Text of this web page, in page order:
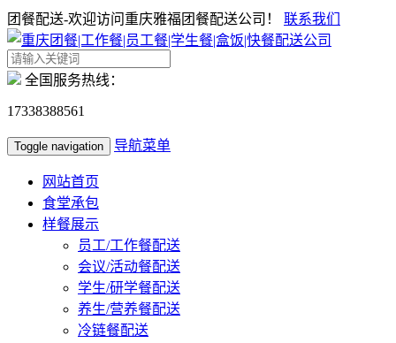
团餐配送-欢迎访问重庆雅福团餐配送公司！ 联系我们
全国服务热线：
17338388561
Toggle navigation 导航菜单
网站首页
食堂承包
样餐展示
员工/工作餐配送
会议/活动餐配送
学生/研学餐配送
养生/营养餐配送
冷链餐配送